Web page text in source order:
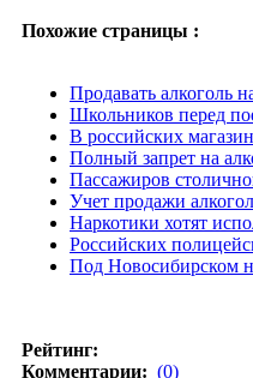
Похожие страницы :
Продавать алкоголь
Школьников перед
В российских
Полный запрет на
Пассажиров
Учет продажи
Наркотики хотят
Российских
Под Новосибирском
Рейтинг:
Комментарии: (0)